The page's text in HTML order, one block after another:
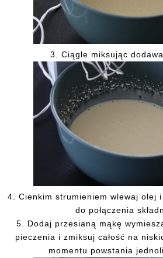
3. Ciągle miksując
4. Cienkim strumieniem wlewaj olej
do połączenia
5. Dodaj przesianą mąkę
pieczenia i zmiksuj całość na
momentu powstania